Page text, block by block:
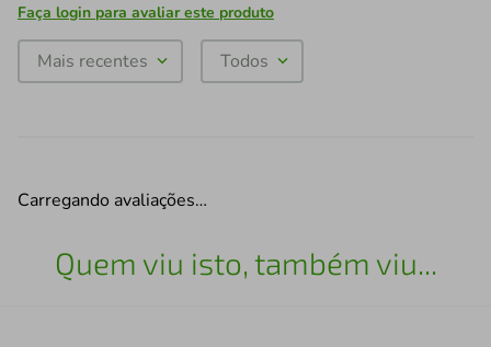
Faça login para avaliar este produto
Mais recentes Todos
Carregando avaliações…
Quem viu isto, também viu...